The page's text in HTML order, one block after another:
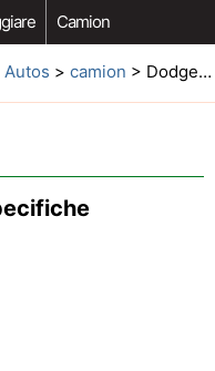
Camion
Opzioni Aftermarket
> camion > Dodge Ram 3500 V10 Specifiche